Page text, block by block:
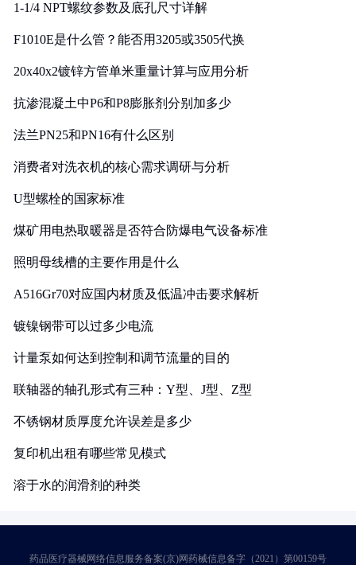
1-1/4 NPT螺纹参数及底孔尺寸详解
F1010E是什么管？能否用3205或3505代换
20x40x2镀锌方管单米重量计算与应用分析
抗渗混凝土中P6和P8膨胀剂分别加多少
法兰PN25和PN16有什么区别
消费者对洗衣机的核心需求调研与分析
U型螺栓的国家标准
煤矿用电热取暖器是否符合防爆电气设备标准
照明母线槽的主要作用是什么
A516Gr70对应国内材质及低温冲击要求解析
镀镍钢带可以过多少电流
计量泵如何达到控制和调节流量的目的
联轴器的轴孔形式有三种：Y型、J型、Z型
不锈钢材质厚度允许误差是多少
复印机出租有哪些常见模式
溶于水的润滑剂的种类
药品医疗器械网络信息服务备案(京)网药械信息备字（2021）第00159号